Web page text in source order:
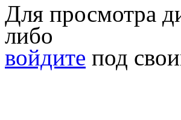
Для просмотра
либо
войдите под